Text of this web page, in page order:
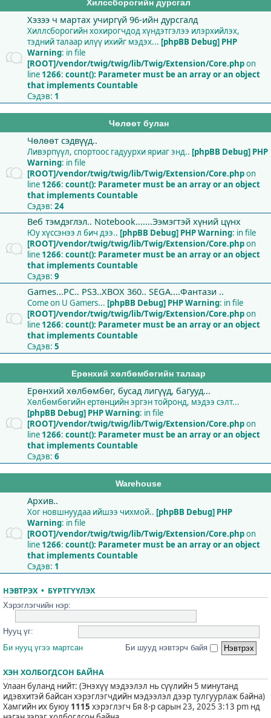
Хилссборогийн дурсгал
Хэзээ ч мартах учиргүй 96-ийн дурсгалд
Хиллсборогийн хохирогчдод хүндэтгэлээ илэрхийлэх,
тэдний талаар илүү ихийг мэдэх... [phpBB Debug] PHP
Warning: in file
[ROOT]/vendor/twig/twig/lib/Twig/Extension/Core.phpon
line 1266: count(): Parameter must be an array or an object
that implements Countable
Сэдэв: 1
Чөлөөт булан
Чөлөөт сэдвүүд..
Ливэрпүүл, спортоос гадуурхи яриаг энд.. [phpBB Debug] PHP
Warning: in file
[ROOT]/vendor/twig/twig/lib/Twig/Extension/Core.phpon
line 1266: count(): Parameter must be an array or an object
that implements Countable
Сэдэв: 24
Веб тэмдэглэл.. Notebook.......Ээмэгтэй хүний цүнх
Юу хүссэнээ л бич дээ.. [phpBB Debug] PHP Warning: in file
[ROOT]/vendor/twig/twig/lib/Twig/Extension/Core.phpon
line 1266: count(): Parameter must be an array or an object
that implements Countable
Сэдэв: 9
Games...PC.. PS3..XBOX 360.. SEGA....Фантази ..
Come on U Gamers... [phpBB Debug] PHP Warning: in file
[ROOT]/vendor/twig/twig/lib/Twig/Extension/Core.phpon
line 1266: count(): Parameter must be an array or an object
that implements Countable
Сэдэв: 5
Ерөнхий хөлбөмбөгийн талаар
Ерөнхий хөлбөмбөг, бусад лигүүд, багууд...
Хөлбөмбөгийн ертөнцийн эргэн тойронд, мэдээ сэлт...
[phpBB Debug] PHP Warning: in file
[ROOT]/vendor/twig/twig/lib/Twig/Extension/Core.phpon
line 1266: count(): Parameter must be an array or an object
that implements Countable
Сэдэв: 6
Warehouse
Архив..
Хог новшнуудаа ийшээ чихмой.. [phpBB Debug] PHP
Warning: in file
[ROOT]/vendor/twig/twig/lib/Twig/Extension/Core.phpon
line 1266: count(): Parameter must be an array or an object
that implements Countable
Сэдэв: 1
НЭВТРЭХ• БҮРТГҮҮЛЭХ
Хэрэглэгчийн нэр:
Нууц үг:
Би нууц үгээ мартсан
Би шууд нэвтэрч байя
ХЭН ХОЛБОГДСОН БАЙНА
Улаан буланд нийт: (Энэхүү мэдээлэл нь сүүлийн 5 минутанд
идэвхитэй байсан хэрэглэгчдийн мэдээлэл дээр тулгуурлаж байна)
Хамгийн их буюу 1115 хэрэглэгч Бя 8-р сарын 23, 2025 3:13 pm нд